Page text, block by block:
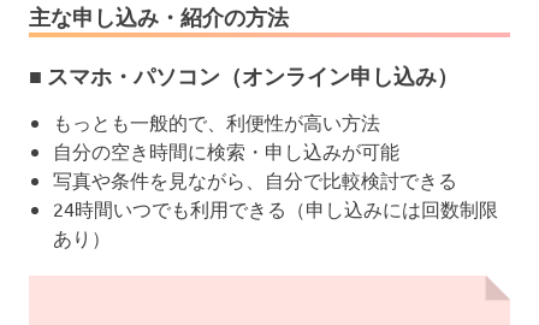
主な申し込み・紹介の方法
■ スマホ・パソコン（オンライン申し込み）
もっとも一般的で、利便性が高い方法
自分の空き時間に検索・申し込みが可能
写真や条件を見ながら、自分で比較検討できる
24時間いつでも利用できる（申し込みには回数制限
あり）